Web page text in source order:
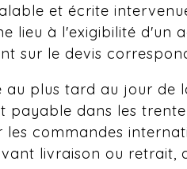
et écrite
lieu à l'exigibilité d'un
sur le devis
au plus tard au jour de
payable dans les
les commandes
livraison ou retrait,